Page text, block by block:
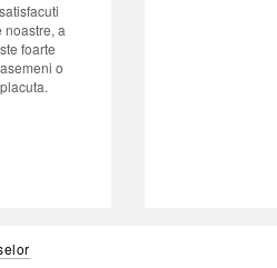
noastre, a
foarte
o